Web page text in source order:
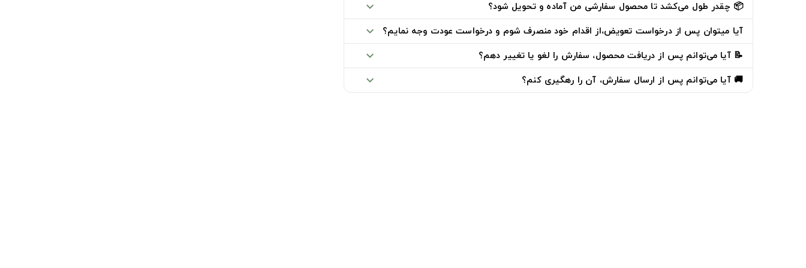
📦 چقدر طول می‌کشد تا محصول سفارشی من آماده و تحویل شود؟ expand_more
آیا میتوان پس از درخواست تعویض،از اقدام خود منصرف شوم و درخواست عودت وجه نمایم؟ expand_more
📝 آیا می‌توانم پس از دریافت محصول، سفارش را لغو یا تغییر دهم؟ expand_more
🚚 آیا می‌توانم پس از ارسال سفارش، آن را رهگیری کنم؟ expand_more